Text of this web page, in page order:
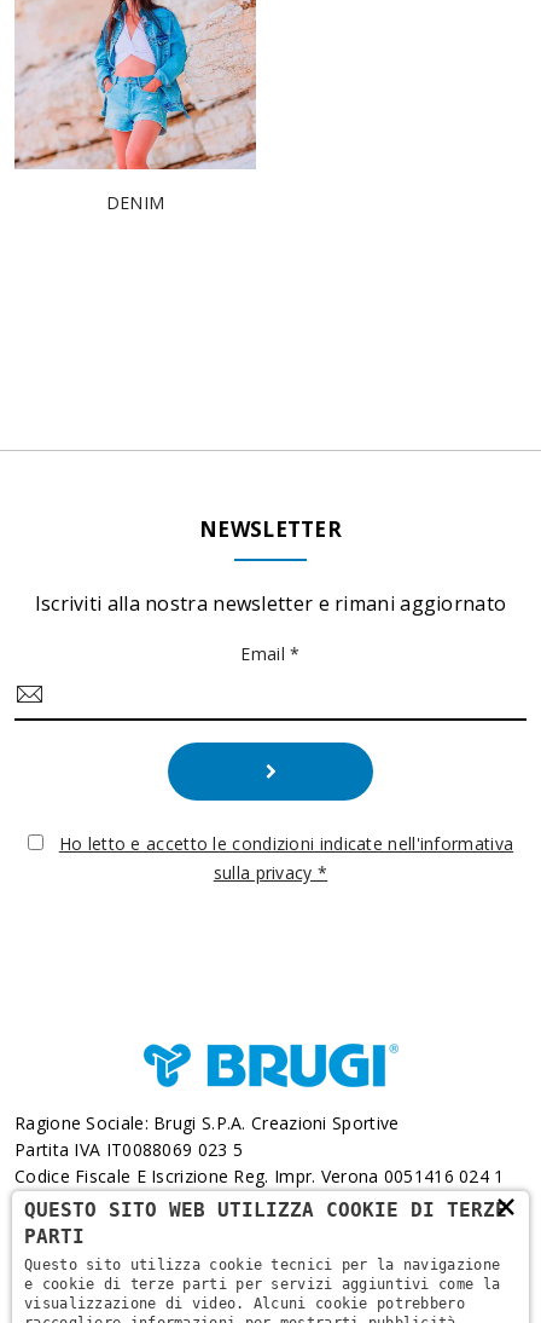
DENIM
NEWSLETTER
Iscriviti alla nostra newsletter e rimani aggiornato
Email *
Ho letto e accetto le condizioni indicate nell'informativa
sulla privacy *
Ragione Sociale: Brugi S.p.A. Creazioni Sportive
Partita IVA IT0088069 023 5
Codice Fiscale E Iscrizione Reg. Impr. Verona 0051416 024 1
REA 166179 Verona -Cap. Soc. € 10.000.000 I.v. - Posiz.
Meccanogr. VR 002505
Via L. Pasteur, 6 - 37135 - Verona
×
QUESTO SITO WEB UTILIZZA COOKIE DI TERZE
PARTI
Questo sito utilizza cookie tecnici per la navigazione
e cookie di terze parti per servizi aggiuntivi come la
visualizzazione di video. Alcuni cookie potrebbero